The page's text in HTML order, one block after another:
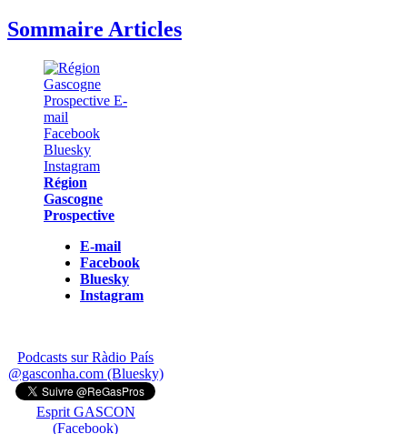
Sommaire Articles
Région
Gascogne
Prospective
E-mail
Facebook
Bluesky
Instagram
Podcasts sur Ràdio País
@gasconha.com (Bluesky)
Esprit GASCON
(Facebook)